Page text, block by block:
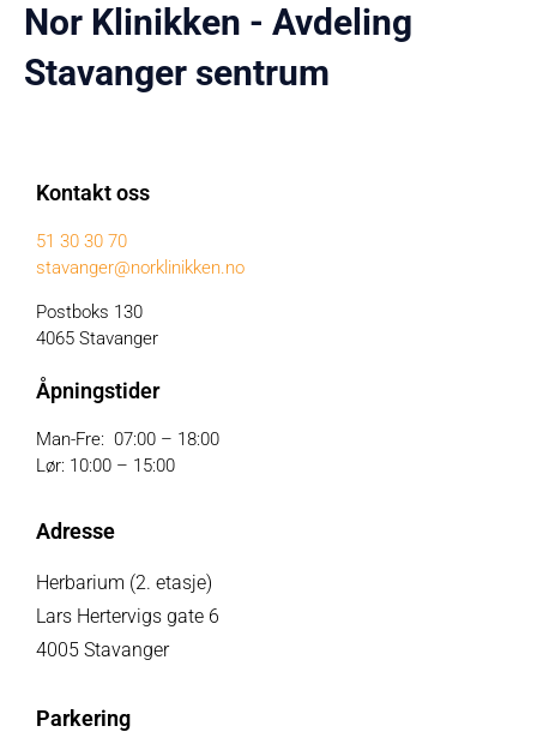
Nor Klinikken - Avdeling
Stavanger sentrum
Kontakt oss
51 30 30 70
stavanger@norklinikken.no
Postboks 130
4065 Stavanger
Åpningstider
Man-Fre: 07:00 – 18:00
Lør: 10:00 – 15:00
Adresse
Herbarium (2. etasje)
Lars Hertervigs gate 6
4005 Stavanger
Parkering